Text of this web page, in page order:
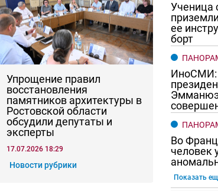
Упрощение правил
восстановления
памятников архитектуры в
Ростовской области
обсудили депутаты и
эксперты
17.07.2026 18:29
Новости рубрики
Ученица
ее
борт
ИноСМИ:
Во
человек
Показать